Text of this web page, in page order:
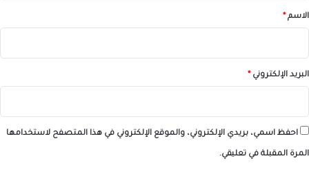
*الاسم*
البريد الإلكتروني*
احفظ اسمي، بريدي الإلكتروني، والموقع الإلكتروني في هذا المتصفح لاستخدامها
المرة المقبلة في تعليقي.